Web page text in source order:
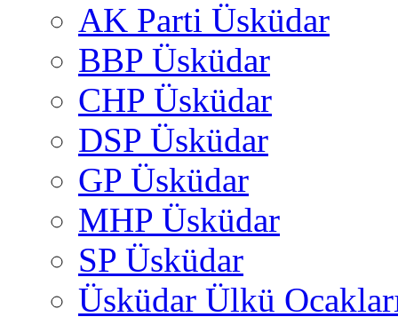
AK Parti Üsküdar
BBP Üsküdar
CHP Üsküdar
DSP Üsküdar
GP Üsküdar
MHP Üsküdar
SP Üsküdar
Üsküdar Ülkü